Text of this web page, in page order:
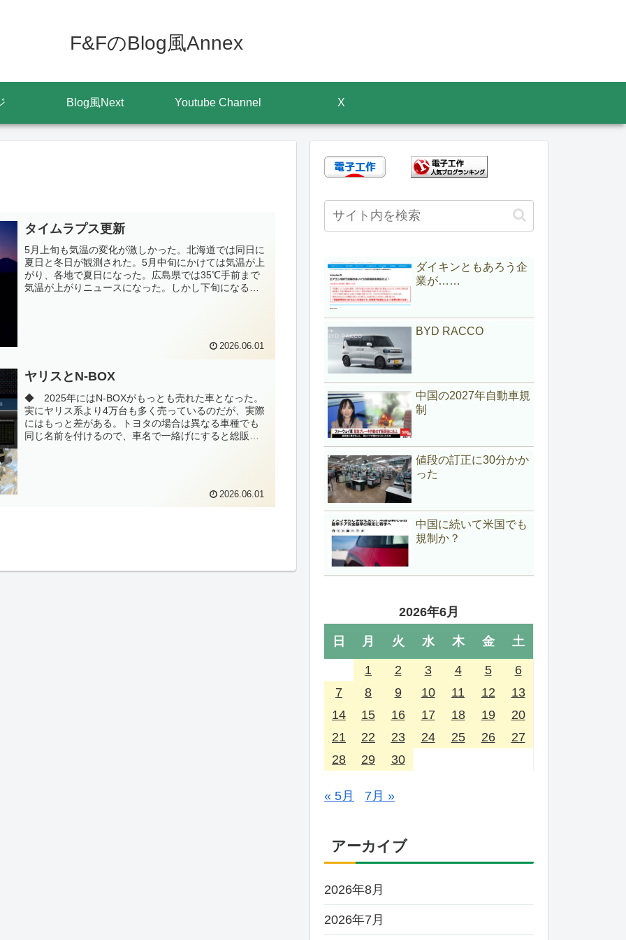
F&FのBlog風Annex
Blog風Next Youtube Channel X
タイムラプス更新
5月上旬も気温の変化が激しかった。北海道では同日に
夏日と冬日が観測された。5月中旬にかけては気温が上
がり、各地で夏日になった。広島県では35℃手前まで
気温が上がりニュースになった。しかし下旬になると
2026.06.01
ヤリスとN-BOX
◆ 2025年にはN-BOXがもっとも売れた車となった。
実にヤリス系より4万台も多く売っているのだが、実際
にはもっと差がある。トヨタの場合は異なる車種でも
同じ名前を付けるので、車名で一絡げにすると総販売
2026.06.01
ダイキンともあろう企
業が……
BYD RACCO
中国の2027年自動車規
制
値段の訂正に30分かか
った
中国に続いて米国でも
規制か？
2026年6月
日 月 火 水 木 金 土
1 2 3 4 5
6
7
8 9 10 11 12
13
14
15 16 17 18 19
20
21
22 23 24 25 26
27
28
29 30
« 5月 7月 »
アーカイブ
2026年8月
2026年7月